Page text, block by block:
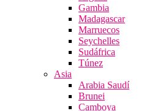
Gambia
Madagascar
Marruecos
Seychelles
Sudáfrica
Túnez
Asia
Arabia Saudí
Brunei
Camboya